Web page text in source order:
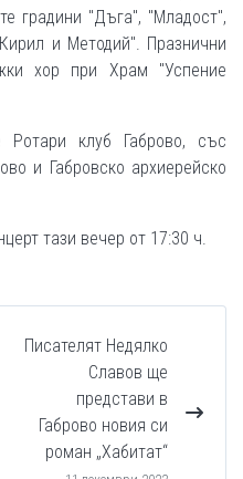
градини "Дъга", "Младост",
и Методий". Празнични
хор при Храм "Успение
Ротари клуб Габрово, със
и Габровско архиерейско
тази вечер от 17:30 ч.
Писателят Недялко
Славов ще
представи в
Габрово новия си
роман „Хабитат“